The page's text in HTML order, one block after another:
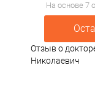
На основе 7
Отзыв о
Николаевич